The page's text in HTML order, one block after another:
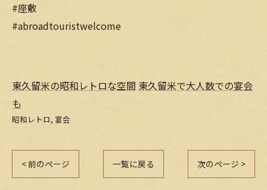
#座敷
#abroadtouristwelcome
東久留米の昭和レトロな空間 東久留米で大人数での宴会
も
昭和レトロ 宴会
< 前のページ 一覧に戻る 次のページ >